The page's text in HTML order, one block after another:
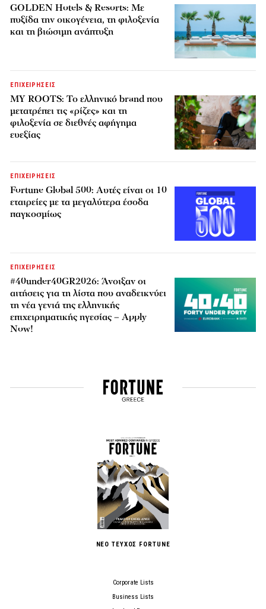
GOLDEN Hotels & Resorts: Με
πυξίδα την οικογένεια, τη φιλοξενία
και τη βιώσιμη ανάπτυξη
ΕΠΙΧΕΙΡΗΣΕΙΣ
MY ROOTS: Το ελληνικό brand που
μετατρέπει τις «ρίζες» και τη
φιλοξενία σε διεθνές αφήγημα
ευεξίας
ΕΠΙΧΕΙΡΗΣΕΙΣ
Fortune Global 500: Αυτές είναι οι 10
εταιρείες με τα μεγαλύτερα έσοδα
παγκοσμίως
ΕΠΙΧΕΙΡΗΣΕΙΣ
#40under40GR2026: Άνοιξαν οι
αιτήσεις για τη λίστα που αναδεικνύει
τη νέα γενιά της ελληνικής
επιχειρηματικής ηγεσίας – Apply
Now!
ΝΕΟ ΤΕΥΧΟΣ FORTUNE
Corporate Lists
Business Lists